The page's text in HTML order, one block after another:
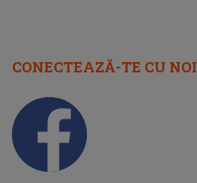
CONECTEAZĂ-TE CU NOI